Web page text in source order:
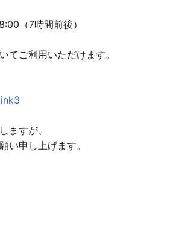
（7時間前後）
てご利用いただけます。
ますが、
い申し上げます。